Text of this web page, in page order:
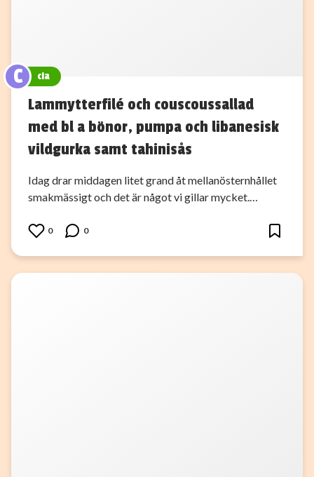
C cia
Lammytterfilé och couscoussallad
med bl a bönor, pumpa och libanesisk
vildgurka samt tahinisås
Idag drar middagen litet grand åt mellanösternhållet
smakmässigt och det är något vi gillar mycket.…
0 0